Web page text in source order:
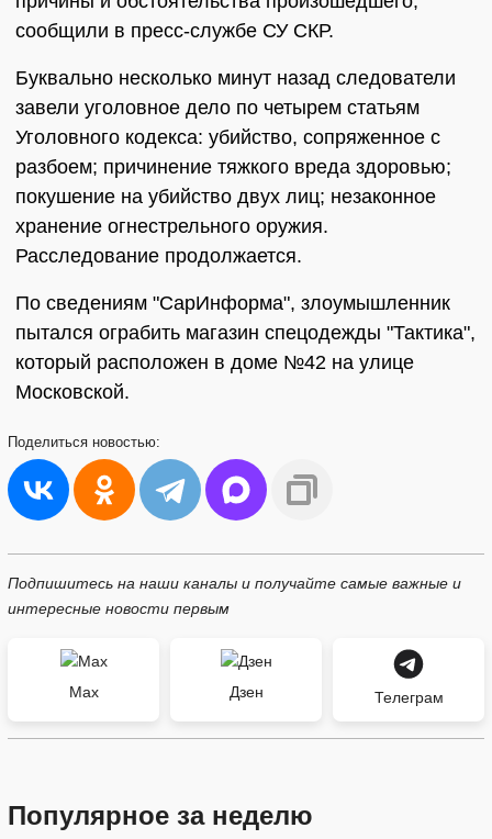
сообщили в пресс-службе СУ СКР.
Буквально несколько минут назад следователи
завели уголовное дело по четырем статьям
Уголовного кодекса: убийство, сопряженное с
разбоем; причинение тяжкого вреда здоровью;
покушение на убийство двух лиц; незаконное
хранение огнестрельного оружия.
Расследование продолжается.
По сведениям "СарИнформа", злоумышленник
пытался ограбить магазин спецодежды "Тактика",
который расположен в доме №42 на улице
Московской.
Поделиться новостью:
Подпишитесь на наши каналы и получайте самые важные и
интересные новости первым
Max Дзен Телеграм
Популярное за неделю